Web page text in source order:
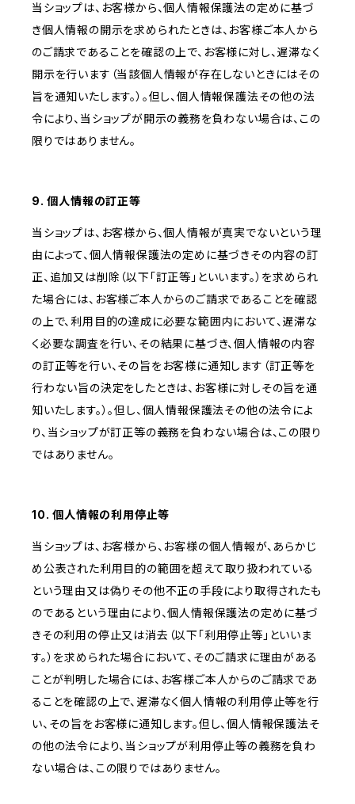
当ショップは、お客様から、個人情報保護法の定めに基づ
き個人情報の開示を求められたときは、お客様ご本人から
のご請求であることを確認の上で、お客様に対し、遅滞なく
開示を行います（当該個人情報が存在しないときにはその
旨を通知いたします。）。但し、個人情報保護法その他の法
令により、当ショップが開示の義務を負わない場合は、この
限りではありません。
9. 個人情報の訂正等
当ショップは、お客様から、個人情報が真実でないという理
由によって、個人情報保護法の定めに基づきその内容の訂
正、追加又は削除（以下「訂正等」といいます。）を求められ
た場合には、お客様ご本人からのご請求であることを確認
の上で、利用目的の達成に必要な範囲内において、遅滞な
く必要な調査を行い、その結果に基づき、個人情報の内容
の訂正等を行い、その旨をお客様に通知します（訂正等を
行わない旨の決定をしたときは、お客様に対しその旨を通
知いたします。）。但し、個人情報保護法その他の法令によ
り、当ショップが訂正等の義務を負わない場合は、この限り
ではありません。
10. 個人情報の利用停止等
当ショップは、お客様から、お客様の個人情報が、あらかじ
め公表された利用目的の範囲を超えて取り扱われている
という理由又は偽りその他不正の手段により取得されたも
のであるという理由により、個人情報保護法の定めに基づ
きその利用の停止又は消去（以下「利用停止等」といいま
す。）を求められた場合において、そのご請求に理由がある
ことが判明した場合には、お客様ご本人からのご請求であ
ることを確認の上で、遅滞なく個人情報の利用停止等を行
い、その旨をお客様に通知します。但し、個人情報保護法そ
の他の法令により、当ショップが利用停止等の義務を負わ
ない場合は、この限りではありません。